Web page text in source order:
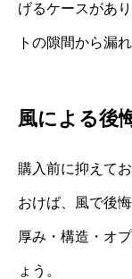
げるケースがあ
トの隙間から漏
風による後
購入前に抑えて
おけば、風で後
厚み・構造・オ
ょう。